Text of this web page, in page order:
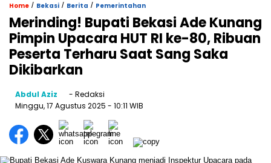
Home / Bekasi / Berita / Pemerintahan
Merinding! Bupati Bekasi Ade Kunang
Pimpin Upacara HUT RI ke-80, Ribuan
Peserta Terharu Saat Sang Saka
Dikibarkan
Abdul Aziz
- Redaksi
Minggu, 17 Agustus 2025 - 10:11 WIB